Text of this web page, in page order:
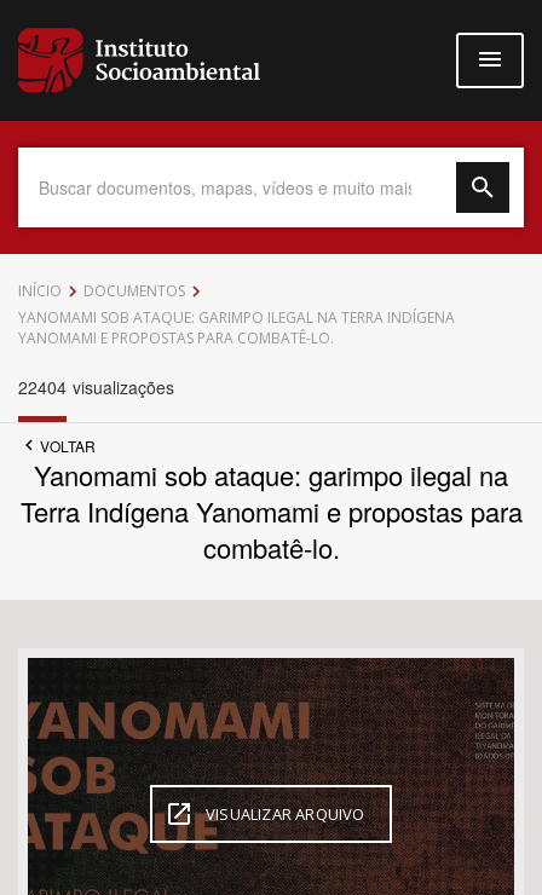
para
conteúdo
Data do Documento
Bioma / Bacia
Tema
Subtema
Área de Levantamento
Área Protegida
INÍCIO
DOCUMENTOS
YANOMAMI SOB ATAQUE: GARIMPO ILEGAL NA TERRA INDÍGENA
YANOMAMI E PROPOSTAS PARA COMBATÊ-LO.
22404 visualizações
VOLTAR
Yanomami sob ataque: garimpo ilegal na
Terra Indígena Yanomami e propostas para
combatê-lo.
VISUALIZAR ARQUIVO